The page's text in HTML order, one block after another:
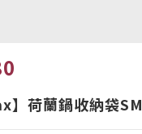
】荷蘭鍋收納袋SM